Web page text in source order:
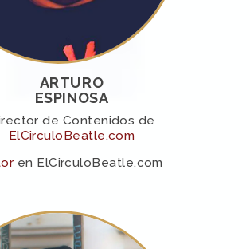
ARTURO
ESPINOSA
de Contenidos de
ElCirculoBeatle.com
en ElCirculoBeatle.com